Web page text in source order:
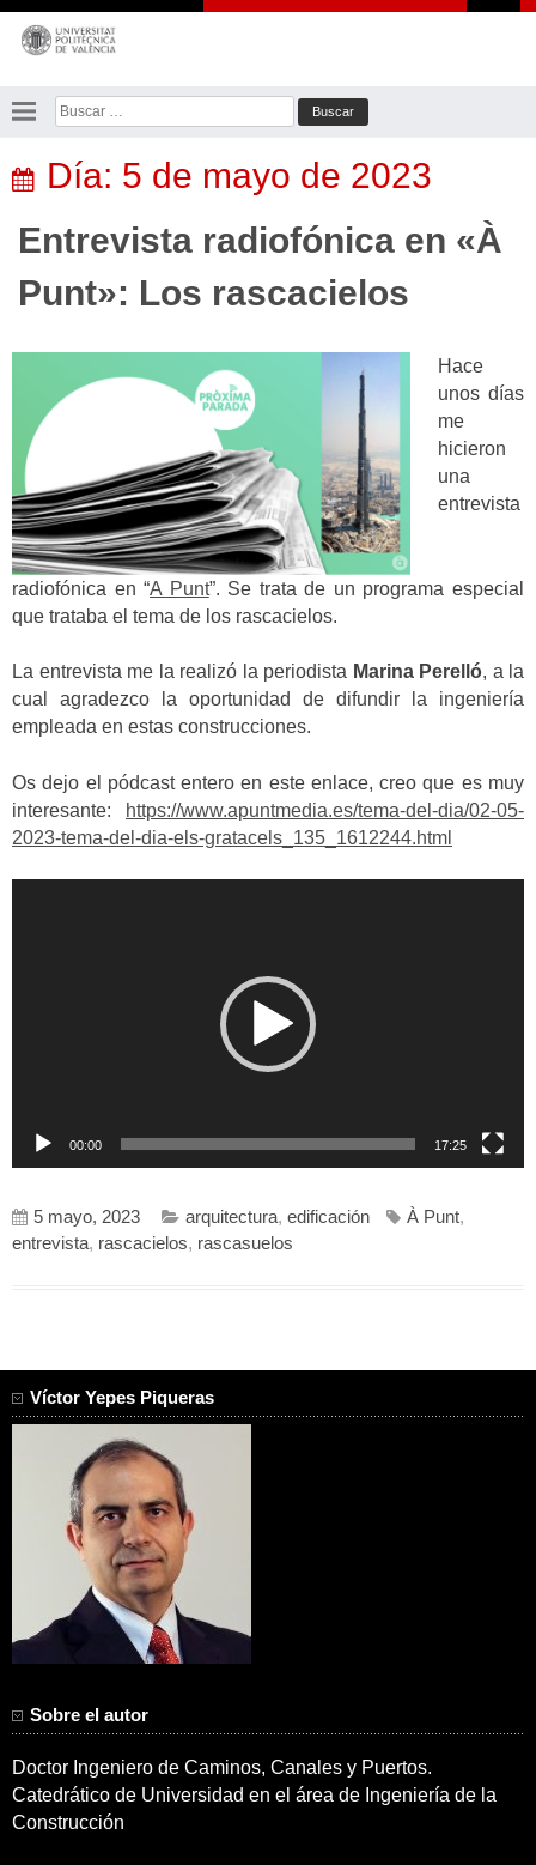
Saltar
contenido
Buscar:
Día: 5 de mayo de 2023
Entrevista radiofónica en «À
Punt»: Los rascacielos
Hace
unos días
me
hicieron
una
entrevista
radiofónica en “A Punt”. Se trata de un programa especial
que trataba el tema de los rascacielos.
La entrevista me la realizó la periodista Marina Perelló, a la
cual agradezco la oportunidad de difundir la ingeniería
empleada en estas construcciones.
Os dejo el pódcast entero en este enlace, creo que es muy
interesante:
https://www.apuntmedia.es/tema-del-dia/02-05-
2023-tema-del-dia-els-gratacels_135_1612244.html
00:00 17:25
5 mayo, 2023 arquitectura, edificación À Punt,
entrevista, rascacielos, rascasuelos
Víctor Yepes Piqueras
Sobre el autor
Doctor Ingeniero de Caminos, Canales y Puertos.
Catedrático de Universidad en el área de Ingeniería de la
Construcción